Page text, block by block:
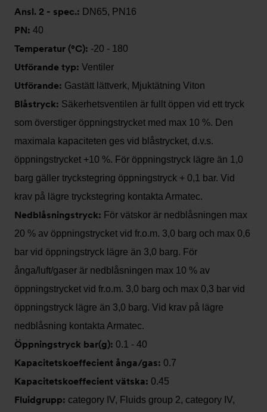
Ansl. 2 - spec.: DN65, PN16
PN: 40
Temperatur (°C): -20 - 180
Utförande typ: Ventiler
Utförande: Gastätt lättverk, Mjuktätning Viton
Blåstryck: Säkerhetsventilen är fullt öppen vid ett tryck
som överstiger öppningstrycket med max 10 %. Den
maximala kapaciteten ges vid blåstrycket, d.v.s.
öppningstrycket +10 %. För öppningstryck lägre än 1,0
barg gäller tryckstegring öppningstryck + 0,1 bar. Vid
krav på lägre tryckstegring kontakta Armatec.
Nedblåsningstryck: För vätskor är nedblåsningen max
20 % av öppningstrycket vid fr.o.m. 3,0 barg och max 0,6
bar vid öppningstryck lägre än 3,0 barg. För
ånga/luft/gaser är nedblåsningen max 10 % av
öppningstrycket vid fr.o.m. 3,0 barg och max 0,3 bar vid
öppningstryck lägre än 3,0 barg. Vid krav på lägre
nedblåsning kontakta Armatec.
Öppningstryck bar(g): 0.1 - 40
Kapacitetskoeffecient ånga/gas: 0.7
Kapacitetskoeffecient vätska: 0.45
Fluidgrupp: category IV, Fluids group 2, category IV,